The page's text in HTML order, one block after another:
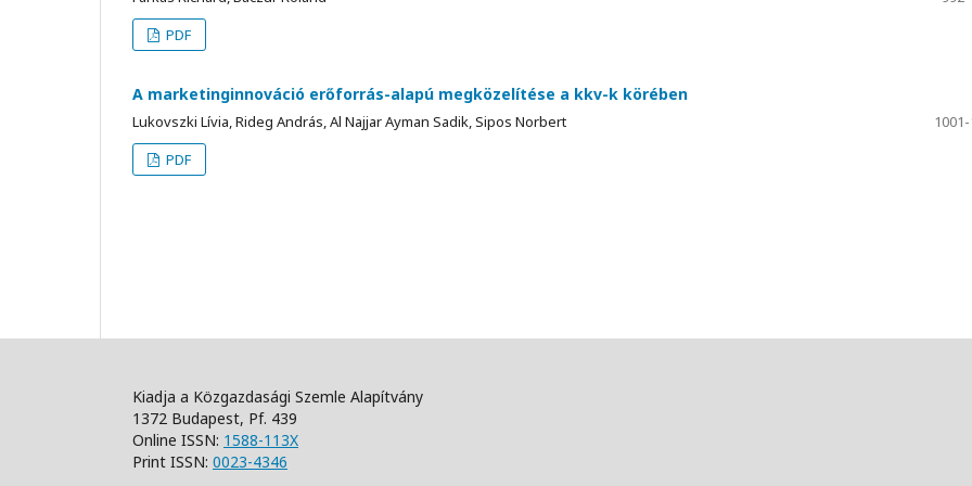
PDF
A marketinginnováció erőforrás-alapú megközelítése a kkv-k körében
Lukovszki Lívia, Rideg András, Al Najjar Ayman Sadik, Sipos Norbert
PDF
Kiadja a Közgazdasági Szemle Alapítvány
1372 Budapest, Pf. 439
Online ISSN: 1588-113X
Print ISSN: 0023-4346